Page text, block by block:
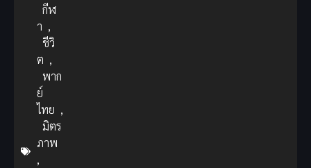
กีฬ
า ,
ชีวิ
ต ,
พาก
ย์
ไทย ,
มิตร
ภาพ
,